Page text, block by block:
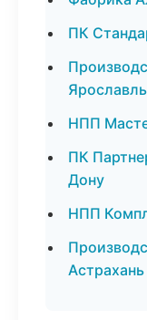
ПК
Ярославль
НПП
ПК
Дону
НПП
Астрахань